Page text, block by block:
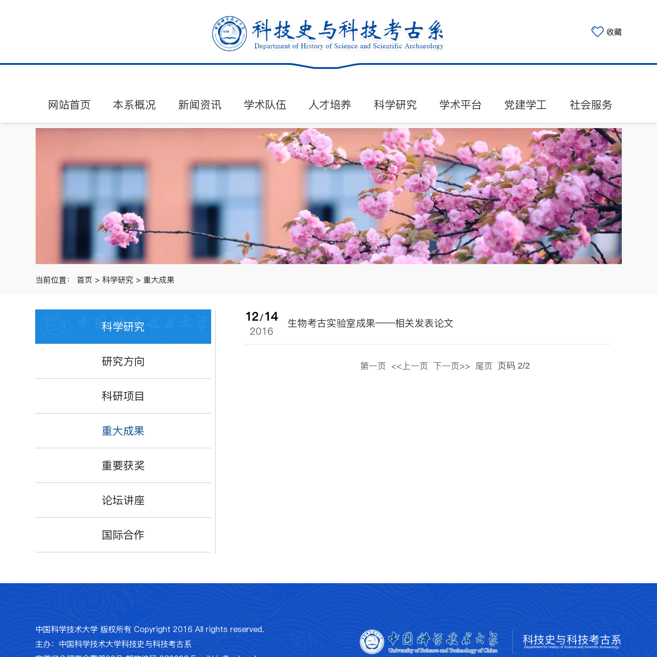
收藏
网站首页 本系概况 新闻资讯 学术队伍 人才培养 科学研究 学术平台 党建学工 社会服务
当前位置： 首页 > 科学研究 > 重大成果
科学研究
研究方向
科研项目
重大成果
重要获奖
论坛讲座
国际合作
12 / 14
2016
生物考古实验室成果——相关发表论文
第一页 <<上一页 下一页>> 尾页 页码 2/2
中国科学技术大学 版权所有 Copyright 2016 All rights reserved.
主办：中国科学技术大学科技史与科技考古系